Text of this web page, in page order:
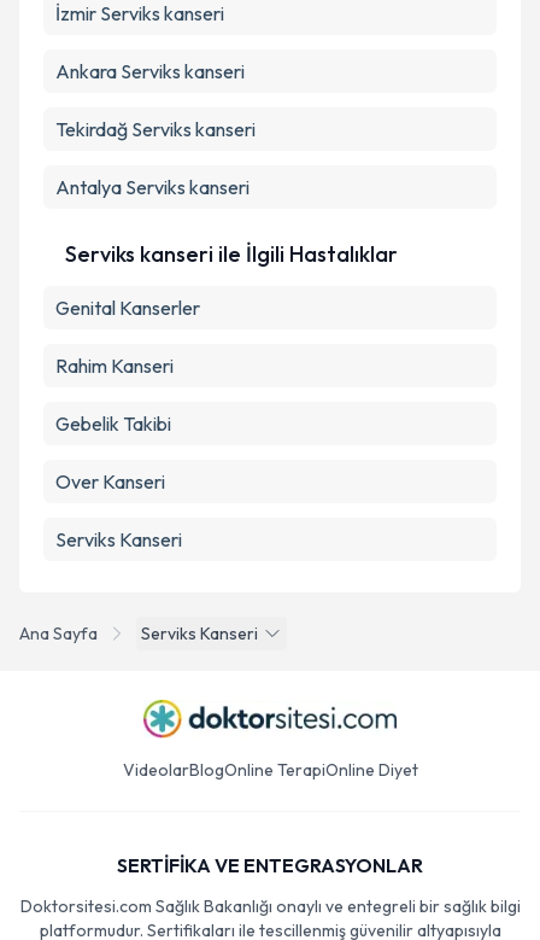
Ana Sayfa Serviks Kanseri
İzmir Serviks kanseri
Ankara Serviks kanseri
Tekirdağ Serviks kanseri
Antalya Serviks kanseri
Serviks kanseri ile İlgili Hastalıklar
Genital Kanserler
Rahim Kanseri
Gebelik Takibi
Over Kanseri
Serviks Kanseri
VideolarBlogOnline TerapiOnline Diyet
SERTİFİKA VE ENTEGRASYONLAR
Doktorsitesi.com Sağlık Bakanlığı onaylı ve entegreli bir sağlık bilgi
platformudur. Sertifikaları ile tescillenmiş güvenilir altyapısıyla